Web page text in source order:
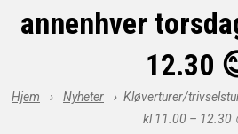
annenhver
12.30
Hjem › Nyheter › Kløverturer/
kl 11.00 – 12.30